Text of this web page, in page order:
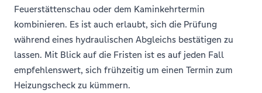
Feuerstättenschau oder dem Kaminkehrtermin
kombinieren. Es ist auch erlaubt, sich die Prüfung
während eines hydraulischen Abgleichs bestätigen zu
lassen. Mit Blick auf die Fristen ist es auf jeden Fall
empfehlenswert, sich frühzeitig um einen Termin zum
Heizungscheck zu kümmern.